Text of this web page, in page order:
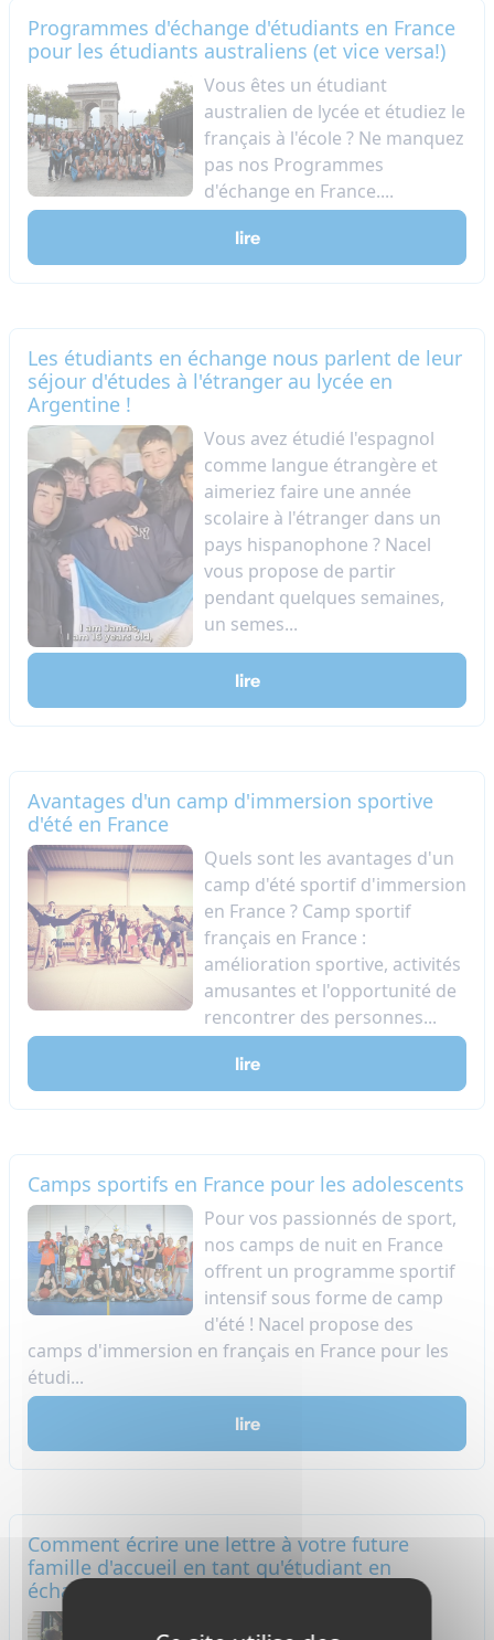
Programmes d'échange d'étudiants en France
pour les étudiants australiens (et vice versa!)
Vous êtes un étudiant
australien de lycée et étudiez le
français à l'école ? Ne manquez
pas nos Programmes
d'échange en France....
lire
Les étudiants en échange nous parlent de leur
séjour d'études à l'étranger au lycée en
Argentine !
Vous avez étudié l'espagnol
comme langue étrangère et
aimeriez faire une année
scolaire à l'étranger dans un
pays hispanophone ? Nacel
vous propose de partir
pendant quelques semaines,
un semes...
lire
Avantages d'un camp d'immersion sportive
d'été en France
Quels sont les avantages d'un
camp d'été sportif d'immersion
en France ? Camp sportif
français en France :
amélioration sportive, activités
amusantes et l'opportunité de
rencontrer des personnes...
lire
Camps sportifs en France pour les adolescents
Pour vos passionnés de sport,
nos camps de nuit en France
offrent un programme sportif
intensif sous forme de camp
d'été ! Nacel propose des
camps d'immersion en français en France pour les
étudi...
lire
Comment écrire une lettre à votre future
famille d'accueil en tant qu'étudiant en
échange ?